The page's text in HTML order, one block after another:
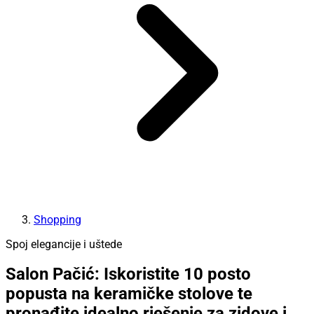
Shopping
Spoj elegancije i uštede
Salon Pačić: Iskoristite 10 posto
popusta na keramičke stolove te